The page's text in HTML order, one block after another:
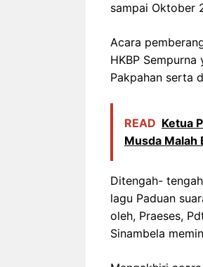
sampai Oktober
Acara
HKBP
Pakpahan serta
READ Ketua
Musda Malah
Ditengah-
lagu Paduan
oleh, Praeses,
Sinambela